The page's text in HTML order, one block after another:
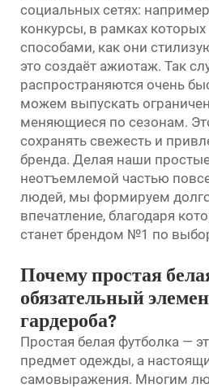
социальных сетях:
конкурсы, в рамках которых
способами, как они
это создаёт ажиотаж. Так
распространяются очень
можем выпускать
меняющиеся по сезонам.
сохранять свежесть и
бренда. Делая наши
неотъемлемой частью
людей, мы формируем
впечатление, благодаря
станет брендом №1 по
Почему простая
обязательный
гардероба?
Простая белая футболка —
предмет одежды, а
самовыражения. Многим